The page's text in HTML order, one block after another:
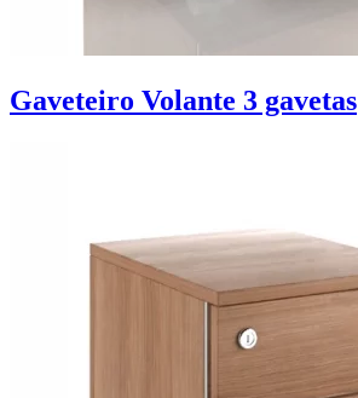
Gaveteiro Volante 3 gavetas